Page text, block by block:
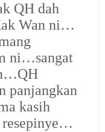
QH dah
Wan ni…
ni…sangat
panjangkan
kasih